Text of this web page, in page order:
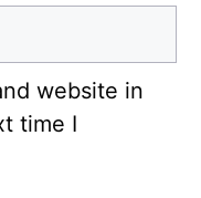
website in
time I